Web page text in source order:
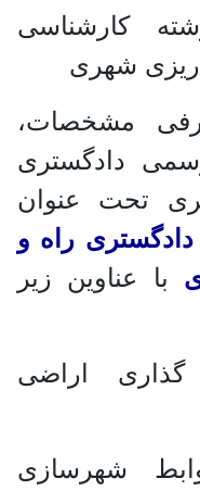
کارشناسی
ریزی شهری
مشخصات،
دادگستری
تحت عنوان
راه و
با عناوین زیر
اراضی
شهرسازی